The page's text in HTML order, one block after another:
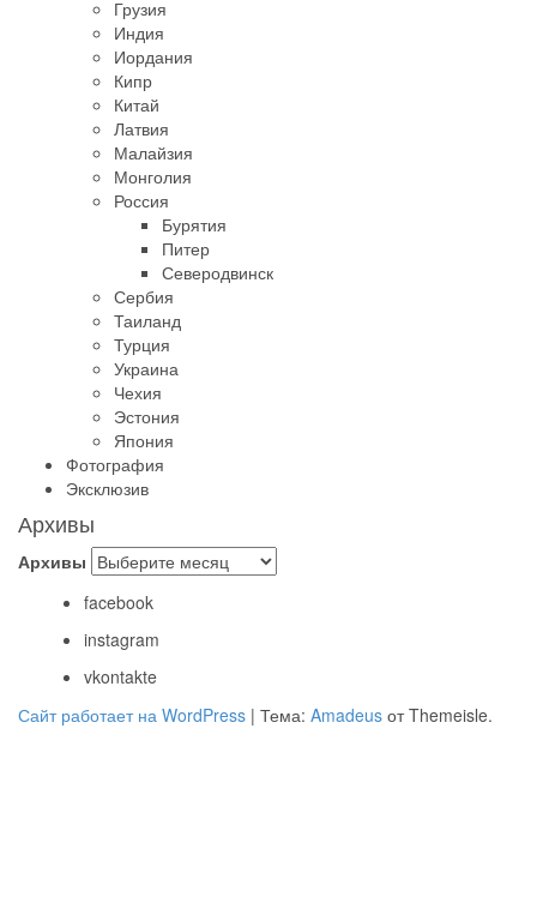
Грузия
Индия
Иордания
Кипр
Китай
Латвия
Малайзия
Монголия
Россия
Бурятия
Питер
Северодвинск
Сербия
Таиланд
Турция
Украина
Чехия
Эстония
Япония
Фотография
Эксклюзив
Архивы
Архивы
facebook
instagram
vkontakte
Сайт работает на WordPress | Тема: Amadeus от Themeisle.